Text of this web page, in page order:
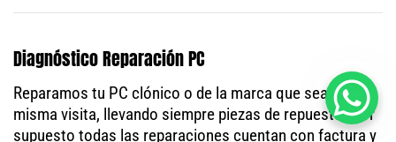
Diagnóstico Reparación PC
Reparamos tu PC clónico o de la marca que sea en la
misma visita, llevando siempre piezas de repuesto. Por
supuesto todas las reparaciones cuentan con factura y